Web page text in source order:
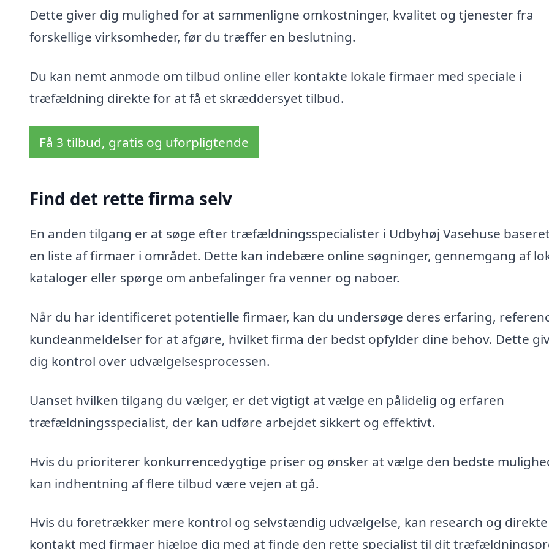
Dette giver dig mulighed for at sammenligne omkostninger, kvalitet og tjenester fra
forskellige virksomheder, før du træffer en beslutning.
Du kan nemt anmode om tilbud online eller kontakte lokale firmaer med speciale i
træfældning direkte for at få et skræddersyet tilbud.
Få 3 tilbud, gratis og uforpligtende
Find det rette firma selv
En anden tilgang er at søge efter træfældningsspecialister i Udbyhøj Vasehuse
en liste af firmaer i området. Dette kan indebære online søgninger, gennemgang af
kataloger eller spørge om anbefalinger fra venner og naboer.
Når du har identificeret potentielle firmaer, kan du undersøge deres erfaring,
kundeanmeldelser for at afgøre, hvilket firma der bedst opfylder dine behov. Dette
dig kontrol over udvælgelsesprocessen.
Uanset hvilken tilgang du vælger, er det vigtigt at vælge en pålidelig og erfaren
træfældningsspecialist, der kan udføre arbejdet sikkert og effektivt.
Hvis du prioriterer konkurrencedygtige priser og ønsker at vælge den bedste
kan indhentning af flere tilbud være vejen at gå.
Hvis du foretrækker mere kontrol og selvstændig udvælgelse, kan research og direkte
kontakt med firmaer hjælpe dig med at finde den rette specialist til dit